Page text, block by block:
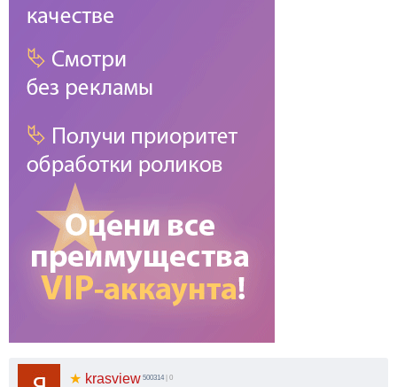
★ krasview 500314 | 0